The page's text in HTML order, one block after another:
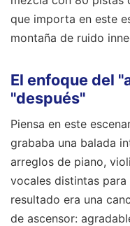
que importa en este
montaña de ruido
El enfoque del
"después"
Piensa en este
grababa una balada
arreglos de piano,
vocales distintas para
resultado era una
de ascensor: